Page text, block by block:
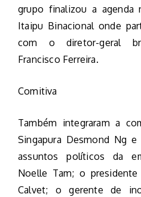
grupo finalizou a agenda
Itaipu Binacional onde
com o diretor-geral
Francisco Ferreira.
Comitiva
Também integraram a
Singapura Desmond Ng
assuntos políticos da
Noelle Tam; o
Calvet; o gerente de